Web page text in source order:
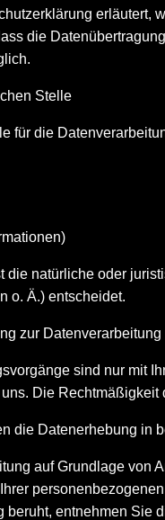
erläutert,
die
Stelle
für die
die natürliche oder
o. Ä.) entscheidet.
zur Datenverarbeitung
sind nur mit
Die
die Datenerhebung in
auf Grundlage von
beruht, entnehmen Sie